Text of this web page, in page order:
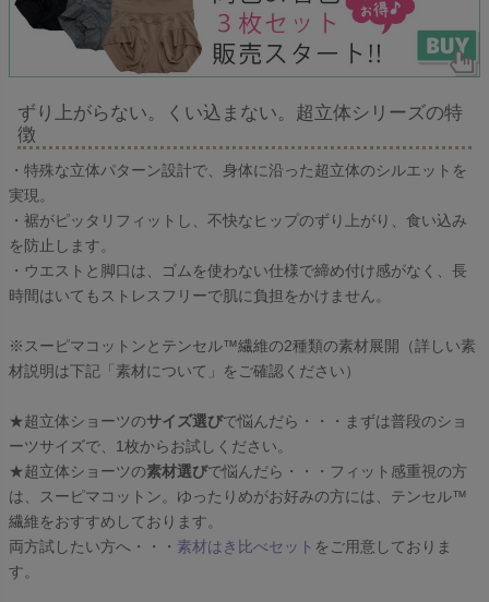
ずり上がらない。くい込まない。超立体シリーズの特
徴
・特殊な立体パターン設計で、身体に沿った超立体のシルエットを
実現。
・裾がピッタリフィットし、不快なヒップのずり上がり、食い込み
を防止します。
・ウエストと脚口は、ゴムを使わない仕様で締め付け感がなく、長
時間はいてもストレスフリーで肌に負担をかけません。
※スーピマコットンとテンセル™繊維の2種類の素材展開（詳しい素
材説明は下記「素材について」をご確認ください）
★超立体ショーツのサイズ選びで悩んだら・・・まずは普段のショ
ーツサイズで、1枚からお試しください。
★超立体ショーツの素材選びで悩んだら・・・フィット感重視の方
は、スーピマコットン。ゆったりめがお好みの方には、テンセル™
繊維をおすすめしております。
両方試したい方へ・・・ 素材はき比べセット をご用意しておりま
す。